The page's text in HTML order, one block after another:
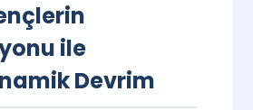
ile
Devrim